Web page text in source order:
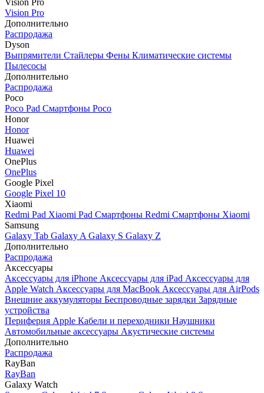
Vision Pro
Vision Pro
Дополнительно
Распродажа
Dyson
Выпрямители Стайлеры Фены Климатические системы
Пылесосы
Дополнительно
Распродажа
Poco
Poco Pad Смартфоны Poco
Honor
Honor
Huawei
Huawei
OnePlus
OnePlus
Google Pixel
Google Pixel 10
Xiaomi
Redmi Pad Xiaomi Pad Смартфоны Redmi Смартфоны Xiaomi
Samsung
Galaxy Tab Galaxy A Galaxy S Galaxy Z
Дополнительно
Распродажа
Аксессуары
Аксессуары для iPhone Аксессуары для iPad Аксессуары для
Apple Watch Аксессуары для MacBook Аксессуары для AirPods
Внешние аккумуляторы Беспроводные зарядки Зарядные
устройства
Периферия Apple Кабели и переходники Наушники
Автомобильные аксессуары Акустические системы
Дополнительно
Распродажа
RayBan
RayBan
Galaxy Watch